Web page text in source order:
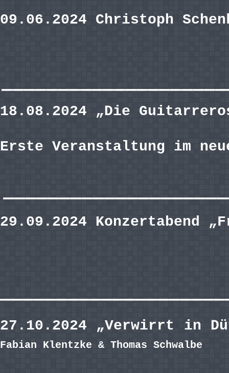
09.06.2024 Christoph
18.08.2024 „Die
Erste Veranstaltung im
29.09.2024 Konzertabend
27.10.2024 „Verwirrt in
Fabian Klentzke & Thomas Schwalbe